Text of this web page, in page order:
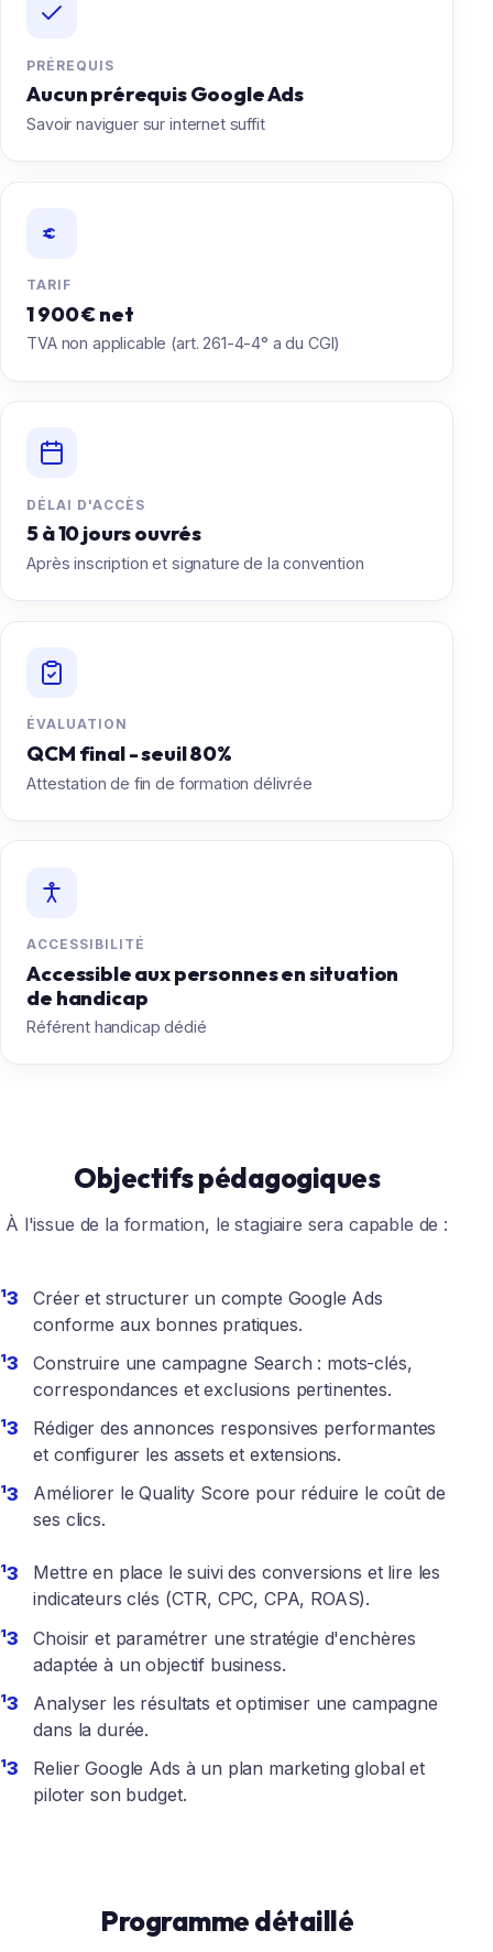
PRÉREQUIS
Aucun prérequis Google Ads
Savoir naviguer sur internet suffit
TARIF
1 900 € net
TVA non applicable (art. 261-4-4° a du CGI)
DÉLAI D'ACCÈS
5 à 10 jours ouvrés
Après inscription et signature de la convention
ÉVALUATION
QCM final - seuil 80%
Attestation de fin de formation délivrée
ACCESSIBILITÉ
Accessible aux personnes en situation
de handicap
Référent handicap dédié
Objectifs pédagogiques
À l'issue de la formation, le stagiaire sera capable de :
Créer et structurer un compte Google Ads
conforme aux bonnes pratiques.
Construire une campagne Search : mots-clés,
correspondances et exclusions pertinentes.
Rédiger des annonces responsives performantes
et configurer les assets et extensions.
Améliorer le Quality Score pour réduire le coût de
ses clics.
Mettre en place le suivi des conversions et lire les
indicateurs clés (CTR, CPC, CPA, ROAS).
Choisir et paramétrer une stratégie d'enchères
adaptée à un objectif business.
Analyser les résultats et optimiser une campagne
dans la durée.
Relier Google Ads à un plan marketing global et
piloter son budget.
Programme détaillé